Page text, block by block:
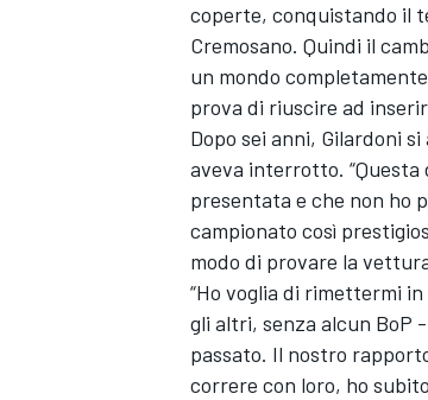
MONOPOSTO
coperte, conquistando il
Cremosano. Quindi il
un mondo
prova di riuscire ad
Dopo sei anni, Gilardoni
aveva interrotto. “Questa
presentata e che non ho
campionato così
modo di provare la
“Ho voglia di rimettermi
gli altri, senza alcun BoP
passato. Il nostro
correre con loro, ho